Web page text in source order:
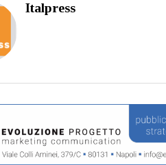
Italpress